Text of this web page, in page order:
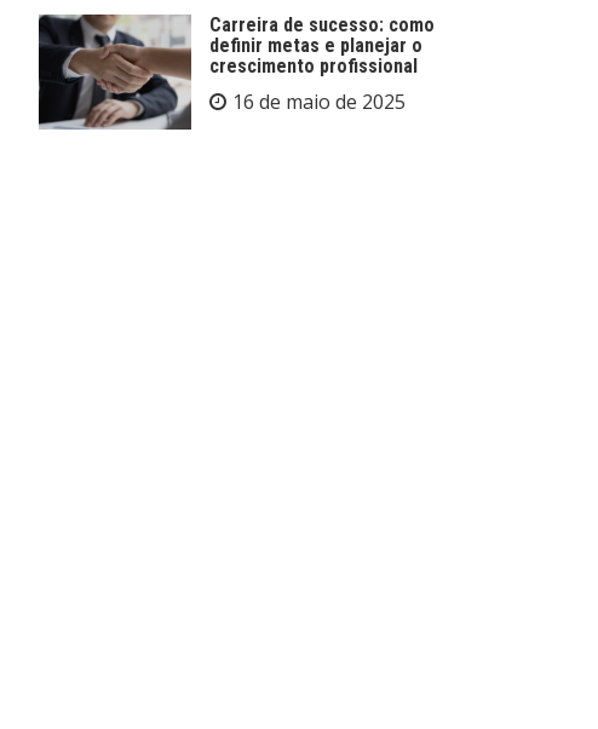
Carreira de sucesso: como
definir metas e planejar o
crescimento profissional
16 de maio de 2025